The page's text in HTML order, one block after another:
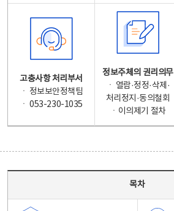
고충사항 처리부서
ㆍ 정보보안정책팀
ㆍ 053-230-1035
정보주체의 권리의무
ㆍ 열람·정정·삭제·
처리정지·동의철회
ㆍ이의제기 절차
목차